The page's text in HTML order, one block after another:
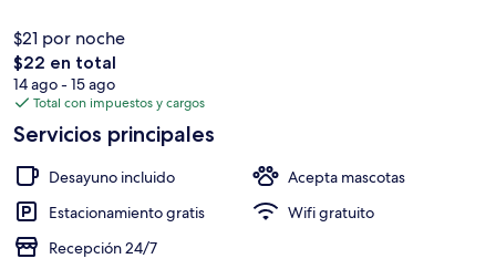
$21 por noche
El
precio
total
de
$22 en total
14 ago - 15 ago
Total con impuestos y cargos
Servicios principales
Desayuno incluido
Acepta mascotas
Estacionamiento gratis
Wifi gratuito
Recepción 24/7